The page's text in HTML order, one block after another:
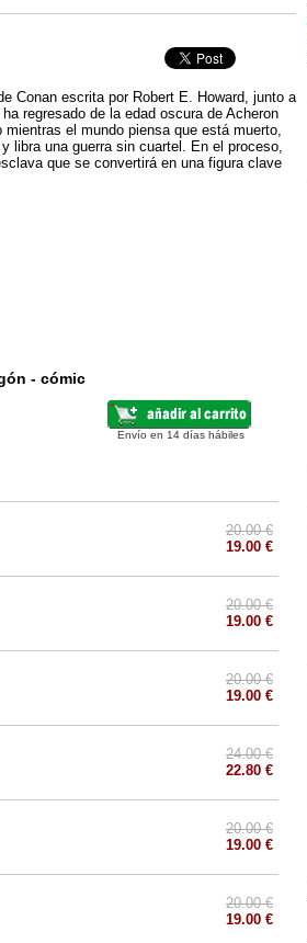
Conan escrita por Robert E. Howard, junto a
regresado de la edad oscura de Acheron
el mundo piensa que está muerto,
libra una guerra sin cuartel. En el proceso,
que se convertirá en una figura clave
- cómic
Envío en 14 días hábiles
20.00 €
19.00 €
20.00 €
19.00 €
20.00 €
19.00 €
24.00 €
22.80 €
20.00 €
19.00 €
20.00 €
19.00 €